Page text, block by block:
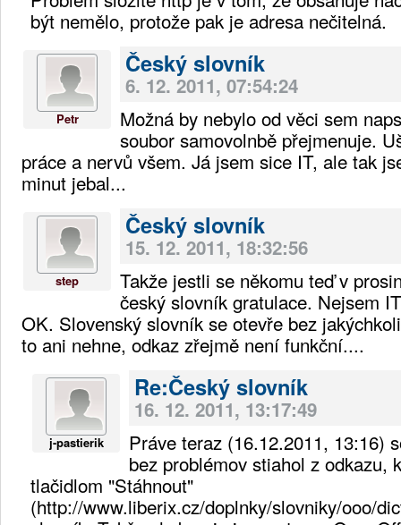
být nemělo, protože pak je adresa nečitelná.
Petr
Český slovník
6. 12. 2011, 07:54:24
Možná by nebylo od věci sem
soubor samovolnbě přejmenuje.
práce a nervů všem. Já jsem sice IT, ale tak
minut jebal...
step
Český slovník
15. 12. 2011, 18:32:56
Takže jestli se někomu teď v
český slovník gratulace. Nejsem
OK. Slovenský slovník se otevře bez
to ani nehne, odkaz zřejmě není funkční....
j-pastierik
Re:Český slovník
16. 12. 2011, 13:17:49
Práve teraz (16.12.2011, 13:16)
bez problémov stiahol z odkazu,
tlačidlom "Stáhnout"
(http://www.liberix.cz/doplnky/slovniky/ooo/